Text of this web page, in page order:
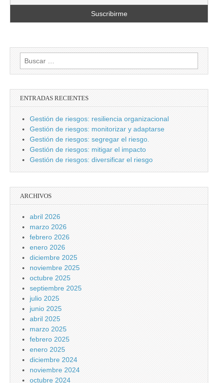
Buscar:
ENTRADAS RECIENTES
Gestión de riesgos: resiliencia organizacional
Gestión de riesgos: monitorizar y adaptarse
Gestión de riesgos: segregar el riesgo.
Gestión de riesgos: mitigar el impacto
Gestión de riesgos: diversificar el riesgo
ARCHIVOS
abril 2026
marzo 2026
febrero 2026
enero 2026
diciembre 2025
noviembre 2025
octubre 2025
septiembre 2025
julio 2025
junio 2025
abril 2025
marzo 2025
febrero 2025
enero 2025
diciembre 2024
noviembre 2024
octubre 2024